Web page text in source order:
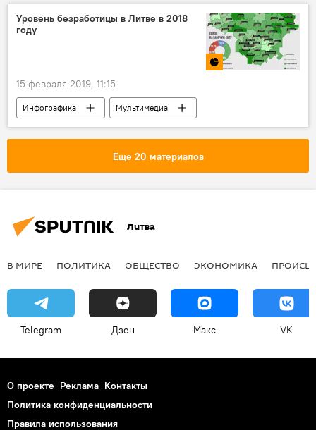
Уровень безработицы в Литве в 2018
году
15 февраля 2019, 11:15
Инфографика
Мультимедиа
безработица
безработные Литва
Еще 20 материалов
Литва
В МИРЕ ПОЛИТИКА ОБЩЕСТВО ЭКОНОМИКА
Telegram Дзен Макс VK
О проекте Реклама Контакты
Политика конфиденциальности
Правила использования